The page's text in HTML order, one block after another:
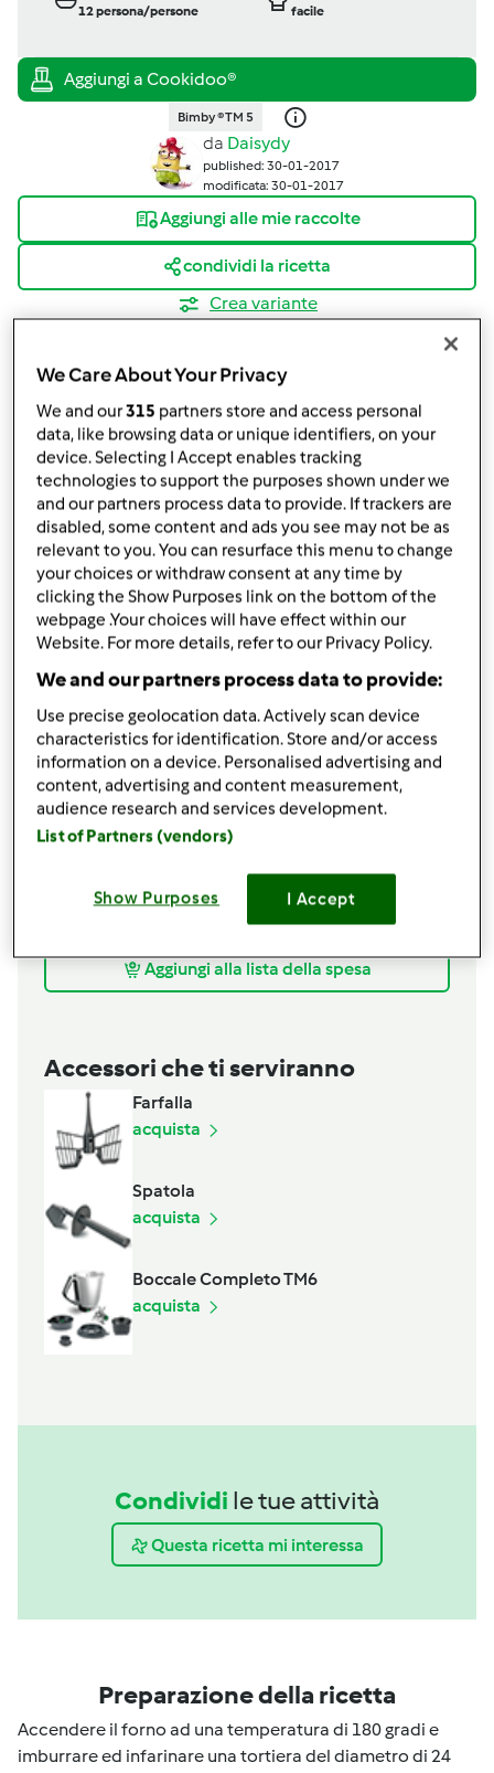
12persona/persone
facile
Bimby ® TM 5
da Daisydy
published: 30-01-2017
modificata: 30-01-2017
Aggiungi alle mie raccolte
condividi la ricetta
Crea variante
Ingredienti
Torta di Nocciole con farina di Farro
180grammi farina di farro
180grammizucchero semolato
3uova intere
90grammiolio di riso, (O di girasole)
250gramminocciole intere tostate
2cucchiaizucchero di canna
1cucchiainozenzero in polvere
90grammilatte intero,(O parzialmente
scremato)
16grammilievito per dolci
1pizzicosale
grammicioccolato fondente
granella di nocciole
Aggiungi alla lista della spesa
Accessori che ti serviranno
Farfalla
acquista
Spatola
acquista
Boccale Completo TM6
acquista
Condividi le tue attività
Questa ricetta mi interessa
Preparazione della ricetta
Accendere il forno ad una temperatura di 180 gradi e
imburrare ed infarinare una tortiera del diametro di 24
We Care About Your Privacy
We and our315 partners store and access personal
data, like browsing data or unique identifiers, on your
device. Selecting I Accept enables tracking
technologies to support the purposes shown under we
and our partners process data to provide. If trackers are
disabled, some content and ads you see may not be as
relevant to you. You can resurface this menu to change
your choices or withdraw consent at any time by
clicking the Show Purposes link on the bottom of the
webpage .Your choices will have effect within our
Website. For more details, refer to our Privacy Policy.
We and our partners process data to provide:
Use precise geolocation data. Actively scan device
characteristics for identification. Store and/or access
information on a device. Personalised advertising and
content, advertising and content measurement,
audience research and services development.
List of Partners (vendors)
Show Purposes I Accept